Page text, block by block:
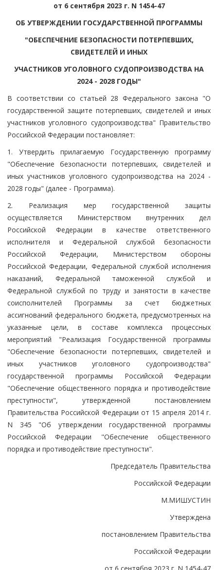
от 6 сентября 2023 г. N 1454-47
ОБ УТВЕРЖДЕНИИ ГОСУДАРСТВЕННОЙ ПРОГРАММЫ
"ОБЕСПЕЧЕНИЕ БЕЗОПАСНОСТИ ПОТЕРПЕВШИХ,
СВИДЕТЕЛЕЙ И ИНЫХ
УЧАСТНИКОВ УГОЛОВНОГО СУДОПРОИЗВОДСТВА НА
2024 - 2028 ГОДЫ"
В соответствии со статьей 28 Федерального закона "О
государственной защите потерпевших, свидетелей и иных
участников уголовного судопроизводства" Правительство
Российской Федерации постановляет:
1. Утвердить прилагаемую Государственную программу
"Обеспечение безопасности потерпевших, свидетелей и
иных участников уголовного судопроизводства на 2024 -
2028 годы" (далее - Программа).
2. Реализация мер государственной защиты
осуществляется Министерством внутренних дел
Российской Федерации в качестве ответственного
исполнителя и Федеральной службой безопасности
Российской Федерации, Министерством обороны
Российской Федерации, Федеральной службой исполнения
наказаний, Федеральной таможенной службой и
Федеральной службой по труду и занятости в качестве
соисполнителей Программы за счет бюджетных
ассигнований федерального бюджета, предусмотренных на
указанные цели, в составе комплекса процессных
мероприятий "Реализация Государственной программы
"Обеспечение безопасности потерпевших, свидетелей и
иных участников уголовного судопроизводства"
государственной программы Российской Федерации
"Обеспечение общественного порядка и противодействие
преступности", утвержденной постановлением
Правительства Российской Федерации от 15 апреля 2014 г.
N 345 "Об утверждении государственной программы
Российской Федерации "Обеспечение общественного
порядка и противодействие преступности".
Председатель Правительства
Российской Федерации
М.МИШУСТИН
Утверждена
постановлением Правительства
Российской Федерации